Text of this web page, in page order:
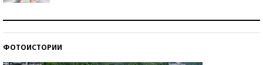
ФОТОИСТОРИИ